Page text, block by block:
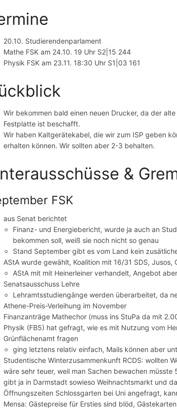
20.10. Studierendenparlament
Mathe FSK am 24.10. 19 Uhr S2|15 244
Physik FSK am 23.11. 18:30 Uhr S1|03 161
Wir bekommen bald einen neuen Drucker, da der
Festplatte ist beschafft.
Wir haben Kaltgerätekabel, die wir zum ISP geben
erhalten können. Wir sollten aber 2-3 behalten.
&
FSK
aus Senat berichtet
Finanz- und Energiebericht, wurde ja auch an
bekommen soll, weiß sie noch nicht so genau
Stand September gibt es vom Land kein
AStA wurde gewählt, Koalition mit 16/31 SDS, Jusos,
AStA mit mit Heinerleiner verhandelt, Angebot
Senatsausschuss Lehre
Lehramtsstudiengänge werden überarbeitet, da
Athene-Preis-Verleihung im November
Finanzanträge Mathechor (muss ins StuPa da mit
Physik (FB5) hat gefragt, wie es mit Nutzung vom
Grünflächenamt fragen
ging letztens relativ einfach, Mails können aber
Studentische Winterzusammenkunft RCDS: wollten
wäre sehr teuer, weil man Sachen bewachen
gibt ja in Darmstadt sowieso Weihnachtsmarkt und
Öffnungszeiten Schlossgarten bei Uni angefragt,
Mensa: Gästepreise für Ersties sind blöd,